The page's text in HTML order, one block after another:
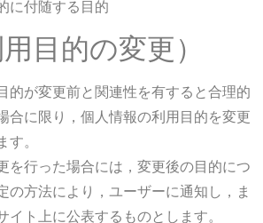
に付随する目的
目的の変更）
的が変更前と関連性を有すると合理的
合に限り，個人情報の利用目的を変更
す。
を行った場合には，変更後の目的につ
の方法により，ユーザーに通知し，ま
イト上に公表するものとします。